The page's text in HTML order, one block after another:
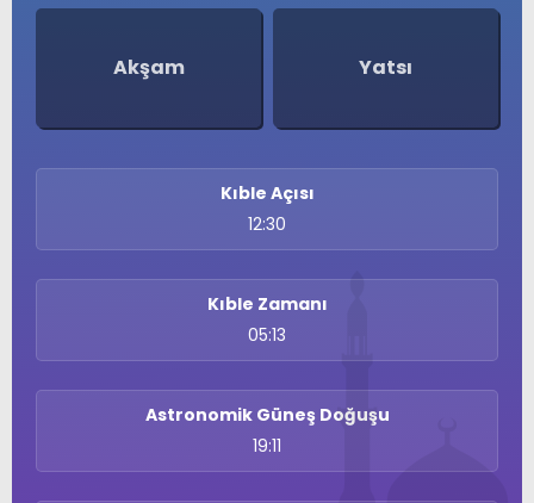
Akşam Yatsı
Kıble Açısı
12:30
Kıble Zamanı
05:13
Astronomik Güneş Doğuşu
19:11